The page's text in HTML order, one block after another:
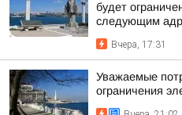
будет
следующим
Вчера, 17:31
Уважаемые
ограничения